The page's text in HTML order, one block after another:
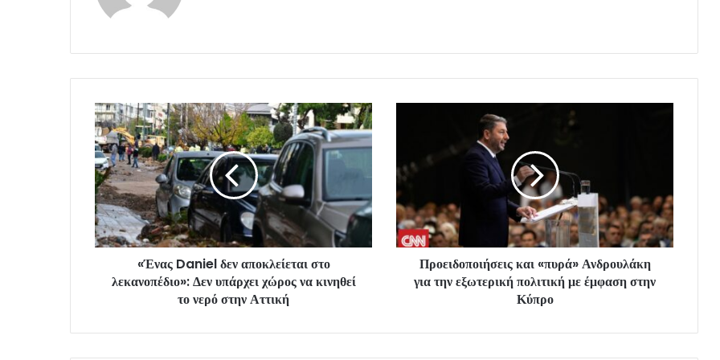
«Ένας Daniel δεν αποκλείεται στο
λεκανοπέδιο»: Δεν υπάρχει χώρος να κινηθεί
το νερό στην Αττική
Προειδοποιήσεις και «πυρά» Ανδρουλάκη
για την εξωτερική πολιτική με έμφαση στην
Κύπρο